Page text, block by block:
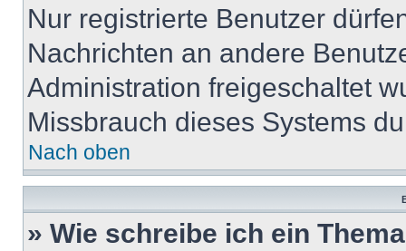
Nur registrierte Benutzer
Nachrichten an andere
Administration freigeschaltet
Missbrauch dieses Systems
Nach oben
» Wie schreibe ich ein